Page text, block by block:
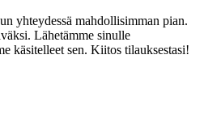
yhteydessä mahdollisimman pian.
Lähetämme sinulle
käsitelleet sen. Kiitos tilauksestasi!